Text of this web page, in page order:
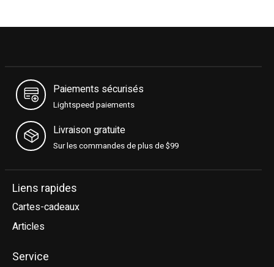
41
41.5
42
Paiements sécurisés
Lightspeed paiements
Livraison gratuite
Sur les commandes de plus de $99
Liens rapides
Cartes-cadeaux
Articles
Service